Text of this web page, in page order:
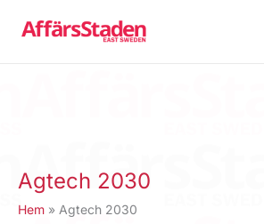
Agtech 2030
Hem Agtech 2030